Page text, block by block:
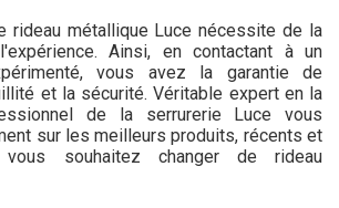
rideau métallique Luce nécessite de la
Ainsi, en contactant à un
vous avez la garantie de
et la sécurité. Véritable expert en la
de la serrurerie Luce vous
sur les meilleurs produits, récents et
souhaitez changer de rideau